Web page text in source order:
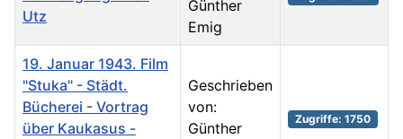
Utz
Günther
Emig
19. Januar 1943. Film
"Stuka" - Städt.
Bücherei - Vortrag
über Kaukasus -
Geschrieben
von:
Günther
Zugriffe: 1750